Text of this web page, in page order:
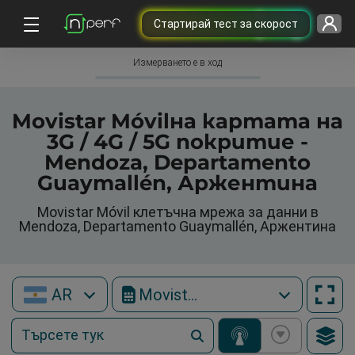
Cтартирай тест за скорост
Измерването е в ход
Movistar Móvilна картата на
3G / 4G / 5G покритие -
Mendoza, Departamento
Guaymallén, Аржентина
Movistar Móvil клетъчна мрежа за данни в
Mendoza, Departamento Guaymallén, Аржентина
AR Movistar Móvil